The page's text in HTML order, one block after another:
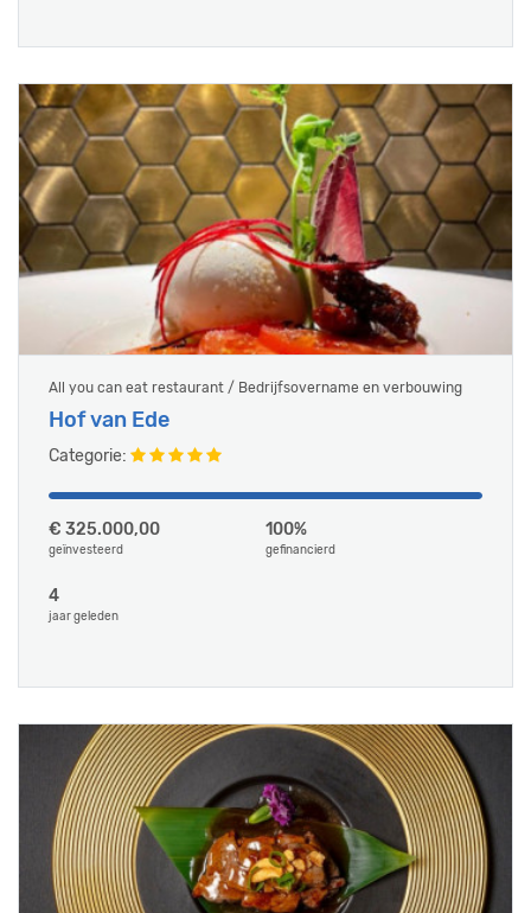
All you can eat restaurant / Bedrijfsovername en verbouwing
Hof van Ede
Categorie:
€ 325.000,00
geïnvesteerd
100%
gefinancierd
4
jaar geleden